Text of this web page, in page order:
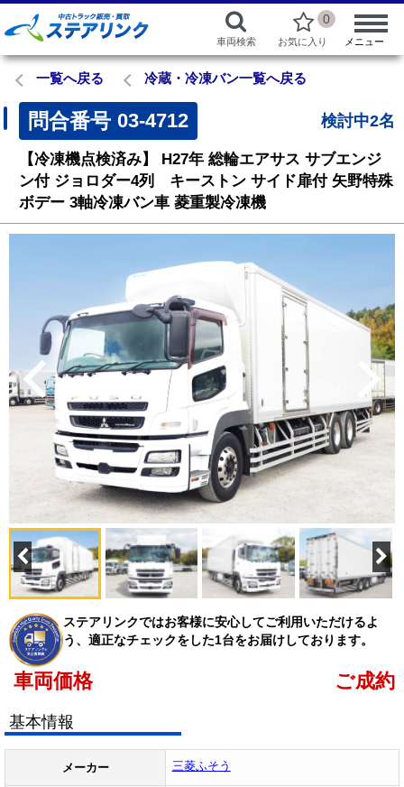
車両検索
0
お気に入り メニュー
一覧へ戻る 冷蔵・冷凍バン一覧へ戻る
問合番号 03-4712 検討中2名
【冷凍機点検済み】 H27年 総輪エアサス サブエンジ
ン付 ジョロダー4列 キーストン サイド扉付 矢野特殊
ボデー 3軸冷凍バン車 菱重製冷凍機
ステアリンクではお客様に安心してご利用いただけるよ
う、適正なチェックをした1台をお届けしております。
車両価格 ご成約
基本情報
メーカー 三菱ふそう